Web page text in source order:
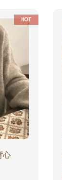
HOT
心